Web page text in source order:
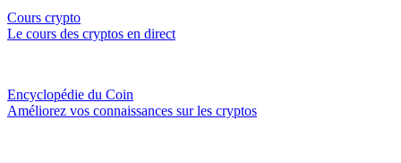
Cours crypto
Le cours des cryptos en direct
Encyclopédie du Coin
Améliorez vos connaissances sur les cryptos